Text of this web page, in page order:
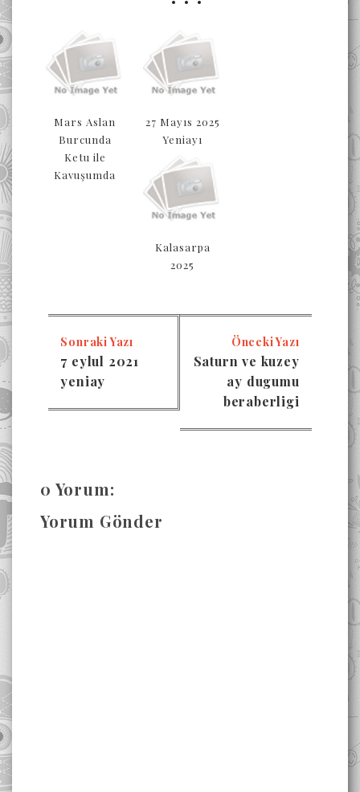
Mars Aslan
Burcunda
Ketu ile
Kavuşumda
27 Mayıs 2025
Yeniayı
Kalasarpa
2025
Sonraki Yazı
7 eylul 2021
yeniay
Önceki Yazı
Saturn ve kuzey
ay dugumu
beraberligi
0 Yorum:
Yorum Gönder